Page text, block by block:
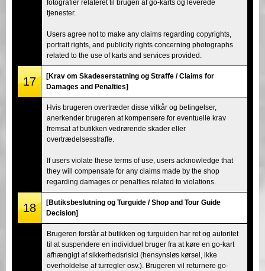
fotografier relateret til brugen af go-karts og leverede
tjenester.
Users agree not to make any claims regarding copyrights,
portrait rights, and publicity rights concerning photographs
related to the use of karts and services provided.
17
[Krav om Skadeserstatning og Straffe / Claims for
Damages and Penalties]
Hvis brugeren overtræder disse vilkår og betingelser,
anerkender brugeren at kompensere for eventuelle krav
fremsat af butikken vedrørende skader eller
overtrædelsesstraffe.
If users violate these terms of use, users acknowledge that
they will compensate for any claims made by the shop
regarding damages or penalties related to violations.
18
[Butiksbeslutning og Turguide / Shop and Tour Guide
Decision]
Brugeren forstår at butikken og turguiden har ret og autoritet
til at suspendere en individuel bruger fra at køre en go-kart
afhængigt af sikkerhedsrisici (hensynsløs kørsel, ikke
overholdelse af turregler osv.). Brugeren vil returnere go-